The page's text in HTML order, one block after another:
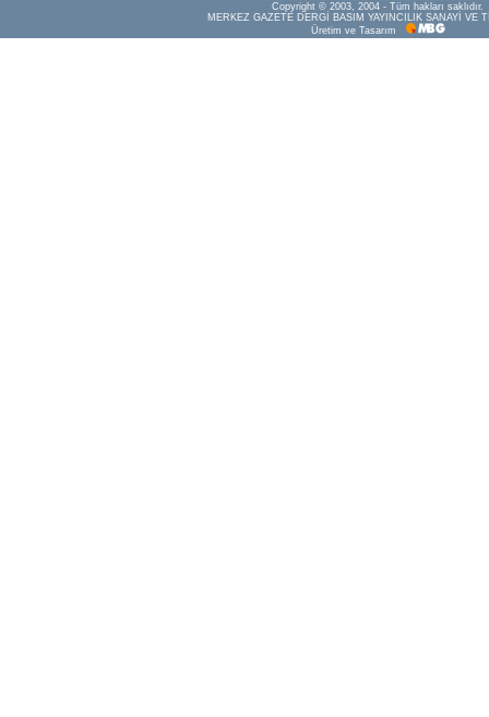
Copyright © 2003, 2004 - Tüm hakları saklıdır.
MERKEZ GAZETE DERGİ BASIM YAYINCILIK SANAYİ VE
Üretim ve Tasarım